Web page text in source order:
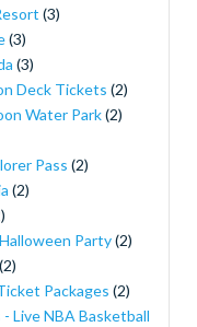
(3)
(3)
(3)
Deck Tickets (2)
Water Park(2)
Pass (2)
(2)
Party(2)
(2)
Packages (2)
Live NBA Basketball